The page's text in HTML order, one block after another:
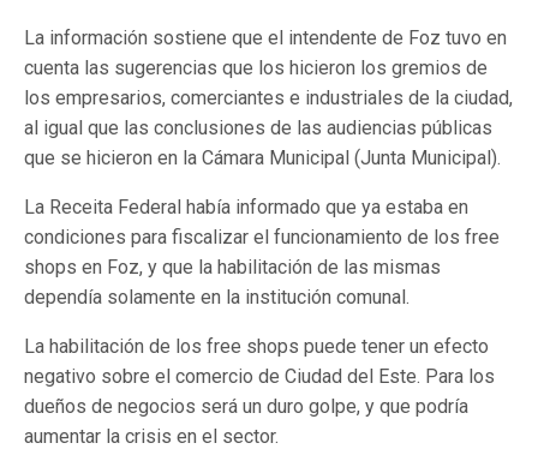
La información sostiene que el intendente de Foz tuvo en
cuenta las sugerencias que los hicieron los gremios de
los empresarios, comerciantes e industriales de la ciudad,
al igual que las conclusiones de las audiencias públicas
que se hicieron en la Cámara Municipal (Junta Municipal).
La Receita Federal había informado que ya estaba en
condiciones para fiscalizar el funcionamiento de los free
shops en Foz, y que la habilitación de las mismas
dependía solamente en la institución comunal.
La habilitación de los free shops puede tener un efecto
negativo sobre el comercio de Ciudad del Este. Para los
dueños de negocios será un duro golpe, y que podría
aumentar la crisis en el sector.